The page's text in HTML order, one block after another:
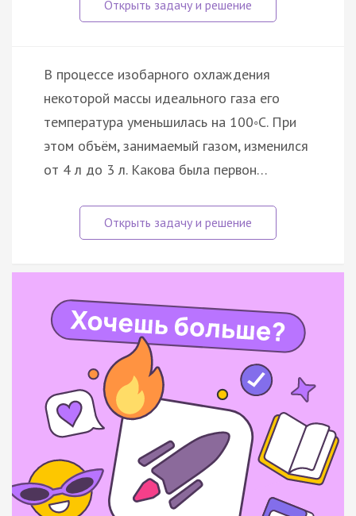
В процессе изобарного охлаждения
некоторой массы идеального газа его
температура уменьшилась на 100◦С. При
этом объём, занимаемый газом, изменился
от 4 л до 3 л. Какова была первон…